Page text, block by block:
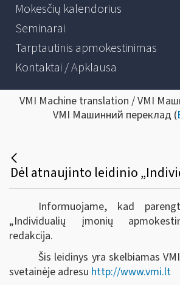
Mokesčių kalendorius
Seminarai
Tarptautinis apmokestinimas
Kontaktai / Apklausa
VMI Machine translation / VMI
VMI Машинний переклад (
Informuojame, kad
„Individualių įmonių
redakcija.
Šis leidinys yra skelbiamas
svetainėje adresu http://www.vmi.lt